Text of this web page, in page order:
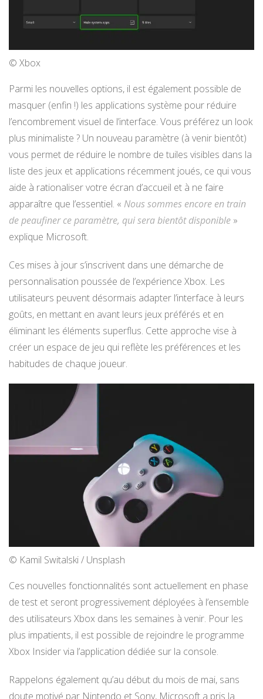
© Xbox
Parmi les nouvelles options, il est également possible de
masquer (enfin !) les applications système pour réduire
l’encombrement visuel de l’interface. Vous préférez un look
plus minimaliste ? Un nouveau paramètre (à venir bientôt)
vous permet de réduire le nombre de tuiles visibles dans la
liste des jeux et applications récemment joués, ce qui vous
aide à rationaliser votre écran d’accueil et à ne faire
apparaître que l’essentiel. « Nous sommes encore en train
de peaufiner ce paramètre, qui sera bientôt disponible »
explique Microsoft.
Ces mises à jour s’inscrivent dans une démarche de
personnalisation poussée de l’expérience Xbox. Les
utilisateurs peuvent désormais adapter l’interface à leurs
goûts, en mettant en avant leurs jeux préférés et en
éliminant les éléments superflus. Cette approche vise à
créer un espace de jeu qui reflète les préférences et les
habitudes de chaque joueur.
© Kamil Switalski / Unsplash
Ces nouvelles fonctionnalités sont actuellement en phase
de test et seront progressivement déployées à l’ensemble
des utilisateurs Xbox dans les semaines à venir. Pour les
plus impatients, il est possible de rejoindre le programme
Xbox Insider via l’application dédiée sur la console.
Rappelons également qu’au début du mois de mai, sans
doute motivé par Nintendo et Sony, Microsoft a pris la